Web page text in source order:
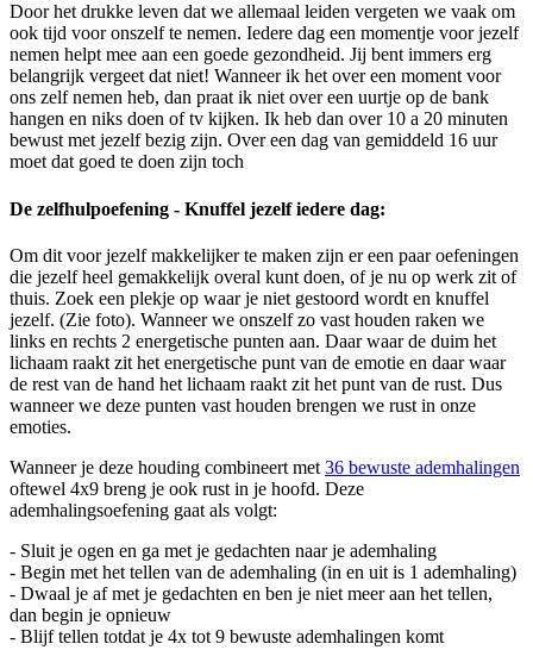
Door het drukke leven dat we allemaal leiden vergeten we vaak om
ook tijd voor onszelf te nemen. Iedere dag een momentje voor jezelf
nemen helpt mee aan een goede gezondheid. Jij bent immers erg
belangrijk vergeet dat niet! Wanneer ik het over een moment voor
ons zelf nemen heb, dan praat ik niet over een uurtje op de bank
hangen en niks doen of tv kijken. Ik heb dan over 10 a 20 minuten
bewust met jezelf bezig zijn. Over een dag van gemiddeld 16 uur
moet dat goed te doen zijn toch
De zelfhulpoefening - Knuffel jezelf iedere dag:
Om dit voor jezelf makkelijker te maken zijn er een paar oefeningen
die jezelf heel gemakkelijk overal kunt doen, of je nu op werk zit of
thuis. Zoek een plekje op waar je niet gestoord wordt en knuffel
jezelf. (Zie foto). Wanneer we onszelf zo vast houden raken we
links en rechts 2 energetische punten aan. Daar waar de duim het
lichaam raakt zit het energetische punt van de emotie en daar waar
de rest van de hand het lichaam raakt zit het punt van de rust. Dus
wanneer we deze punten vast houden brengen we rust in onze
emoties.
Wanneer je deze houding combineert met 36 bewuste ademhalingen
oftewel 4x9 breng je ook rust in je hoofd. Deze
ademhalingsoefening gaat als volgt:
- Sluit je ogen en ga met je gedachten naar je ademhaling
- Begin met het tellen van de ademhaling (in en uit is 1 ademhaling)
- Dwaal je af met je gedachten en ben je niet meer aan het tellen,
dan begin je opnieuw
- Blijf tellen totdat je 4x tot 9 bewuste ademhalingen komt